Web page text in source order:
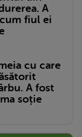
A
fiul ei
cu care
A fost
soție